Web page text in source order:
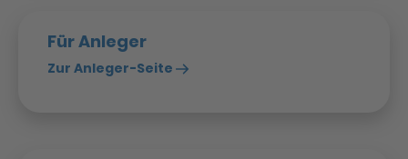
Für Anleger
Zur Anleger-Seite